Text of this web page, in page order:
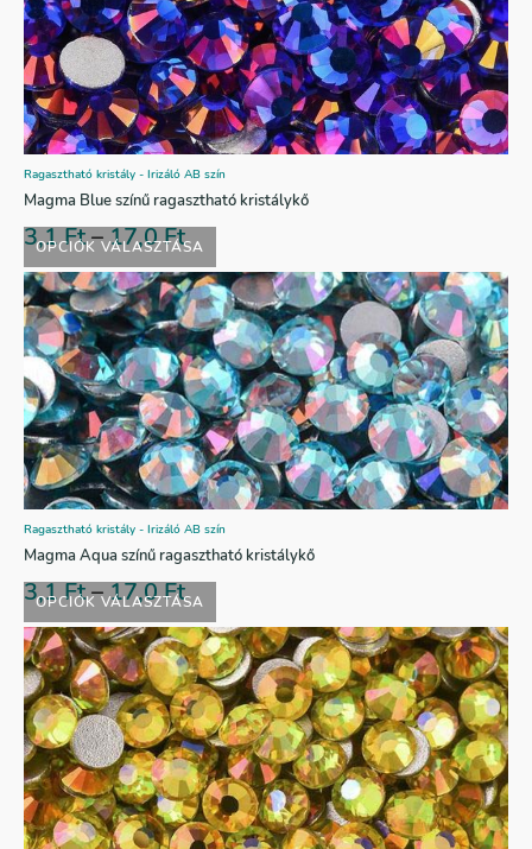
OPCIÓK VÁLASZTÁSA
Ragasztható kristály - Irizáló AB szín
Magma Blue színű ragasztható kristálykő
3,1Ft–17,0Ft
OPCIÓK VÁLASZTÁSA
Ragasztható kristály - Irizáló AB szín
Magma Aqua színű ragasztható kristálykő
3,1Ft–17,0Ft